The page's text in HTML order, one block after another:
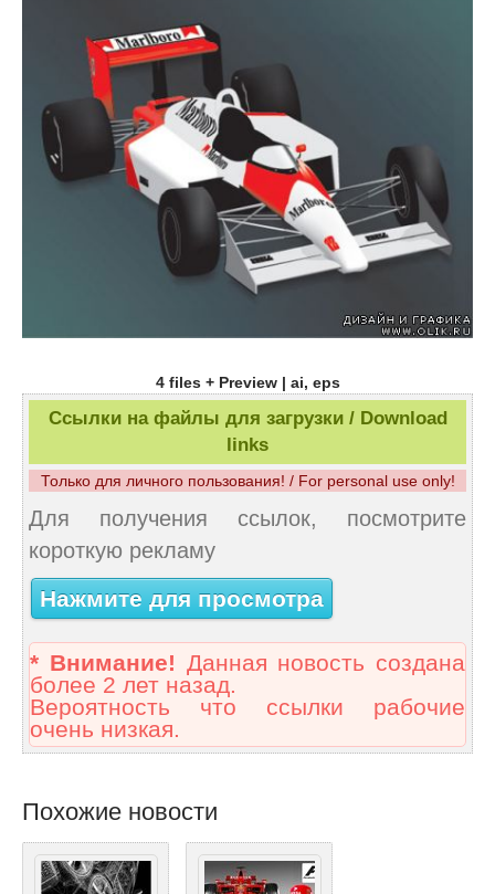
4 files + Preview | ai, eps
Ссылки на файлы для загрузки / Download
links
Только для личного пользования! / For personal use only!
Для получения ссылок, посмотрите
короткую рекламу
Нажмите для просмотра
* Внимание! Данная новость создана
более 2 лет назад.
Вероятность что ссылки рабочие
очень низкая.
Похожие новости